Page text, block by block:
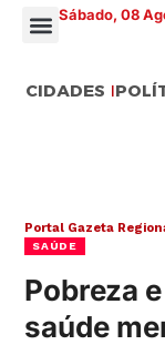
Sábado, 08
CIDADES
Portal Gazeta
SAÚDE
Pobreza
saúde